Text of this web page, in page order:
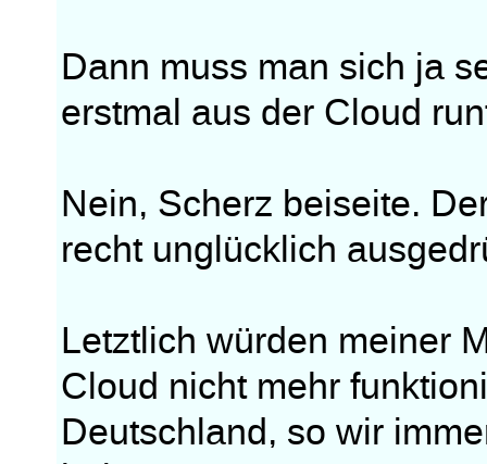
Dann muss man sich ja
erstmal aus der Cloud
Nein, Scherz beiseite.
recht unglücklich
Letztlich würden meiner
Cloud nicht mehr
Deutschland, so wir